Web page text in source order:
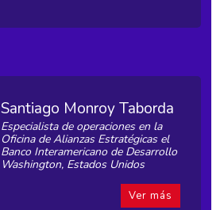
Santiago Monroy Taborda
Especialista de operaciones en la
Oficina de Alianzas Estratégicas el
Banco Interamericano de Desarrollo
Washington, Estados Unidos
Ver más